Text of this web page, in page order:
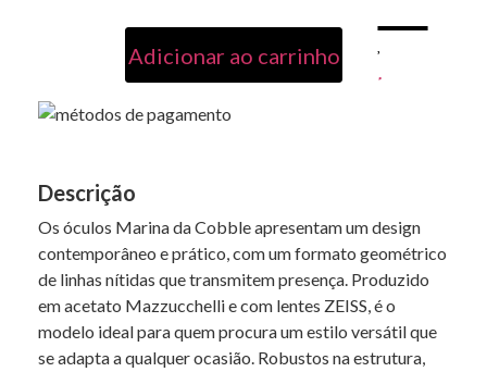
Adicionar ao carrinho
Alternative:
Descrição
Os óculos Marina da Cobble apresentam um design
contemporâneo e prático, com um formato geométrico
de linhas nítidas que transmitem presença. Produzido
em acetato Mazzucchelli e com lentes ZEISS, é o
modelo ideal para quem procura um estilo versátil que
se adapta a qualquer ocasião. Robustos na estrutura,